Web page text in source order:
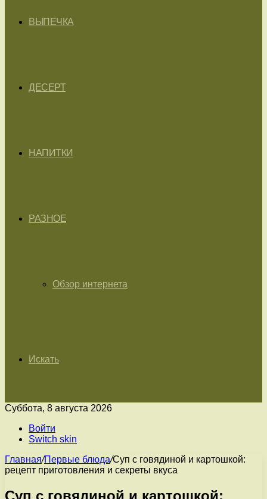
ВЫПЕЧКА
ДЕСЕРТ
НАПИТКИ
РАЗНОЕ
Обзор интернета
Искать
Суббота, 8 августа 2026
Войти
Switch skin
Главная/Первые блюда/Суп с говядиной и картошкой:
рецепт приготовления и секреты вкуса
Суп с говядиной и картошкой: